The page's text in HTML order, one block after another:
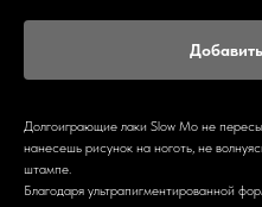
Долгоиграющие лаки Slow Mo не
нанесешь рисунок на ноготь, не
штампе.
Благодаря ультрапигментированной